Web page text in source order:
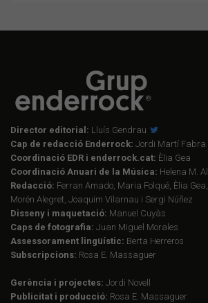
Director editorial: Lluís Gendrau
Cap de redacció Enderrock: Jordi Martí Fabra
Coordinació EDR i enderrock.cat: Èlia Gea
Coordinació Anuari de la Música: Helena M.
Redacció: Ferran Amado, Maria Folqué, Èlia
Morén Alegret, Joaquim Vilarnau i Sergi Núñez
Disseny i maquetació: Manuel Cuyàs
Caps de fotografia: Juan Miguel Morales
Assessorament lingüístic: Berta Herreros
Subscripcions: Rosa E. Massaguer
Gerència i projectes: Jordi Novell
Publicitat i producció: Rosa E. Massaguer